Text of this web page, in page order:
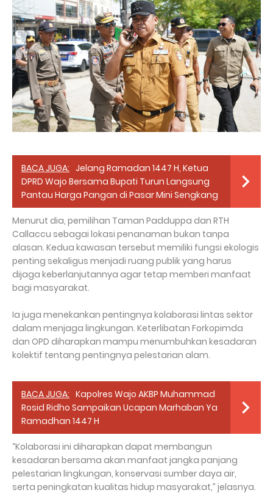
BACA JUGA: Jelang Ramadan 1447 H, Ketua
DPRD Wajo Bersama Bupati Turun Langsung
Pantau Harga Pangan di Pasar Mini Sengkang
Menurut dia, pemilihan Taman Padduppa dan RTH
Callaccu sebagai lokasi penanaman bukan tanpa
alasan. Kedua kawasan tersebut memiliki fungsi ekologis
penting sekaligus menjadi ruang publik yang harus
dijaga keberlanjutannya agar tetap memberi manfaat
bagi masyarakat.
Ia juga menekankan pentingnya kolaborasi lintas sektor
dalam menjaga lingkungan. Keterlibatan Forkopimda
dan OPD diharapkan mampu menumbuhkan kesadaran
kolektif tentang pentingnya pelestarian alam.
BACA JUGA: Kapolres Wajo AKBP Muhammad
Rosid Ridho Sampaikan Ucapan Marhaban Ya
Ramadhan 1447 H
“Kolaborasi ini diharapkan dapat membangun
kesadaran bersama akan manfaat jangka panjang
pelestarian lingkungan, konservasi sumber daya air,
serta peningkatan kualitas hidup masyarakat,” jelasnya.